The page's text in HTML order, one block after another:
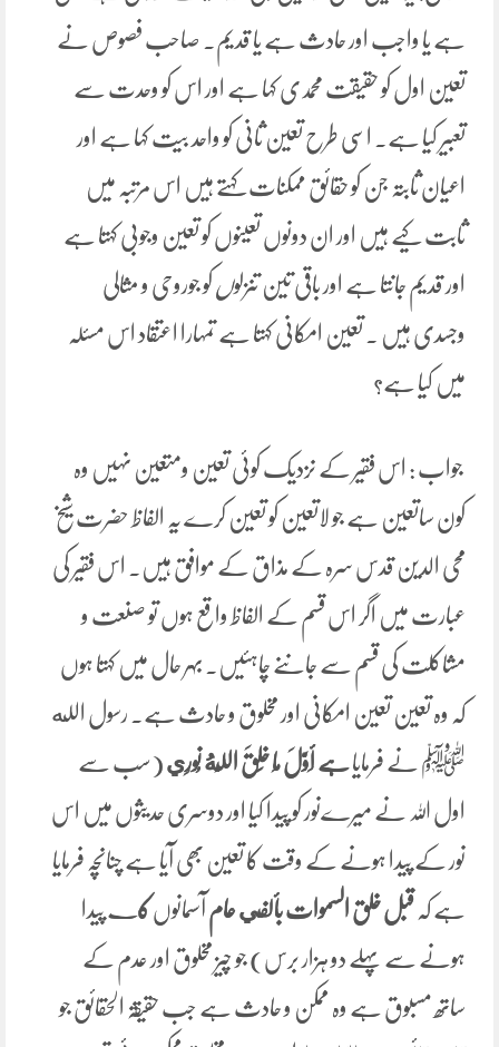
ہے یا واجب اور حادث ہے یا قدیم۔ صاحب فصوص نے
تعین اول کو حقیقت محمدی کہا ہے اور اس کو وحدت سے
تعبیر کیا ہے۔ اسی طرح تعین ثانی کو واحد بیت کہا ہے اور
اعیان ثابتہ جن کو حقائق ممکنات کہتے ہیں اس مرتبہ میں
ثابت کیے ہیں اور ان دونوں تعینوں کو تعین وجوبی کہتا ہے
اور قدیم جانتا ہے اور باقی تین تنزلوں کو جوروحی و مثالی
وجسدی ہیں ۔ تعین امکانی کہتا ہے تمہارا اعتقاد اس مسئلہ
میں کیا ہے؟
جواب : اس فقیر کے نزدیک کوئی تعین ومتعین نہیں وہ
کون ساتعین ہے جو لاتعین کو تعین کرے یہ الفاظ حضرت شیخ
محی الدین قدس سرہ کے مذاق کے موافق ہیں۔ اس فقیر کی
عبارت میں اگر اس قسم کے الفاظ واقع ہوں تو صنعت و
مشاکلت کی قسم سے جاننے چاہئیں۔ بہر حال میں کہتا ہوں
کہ وہ تعین تعین امکانی اور مخلوق و حادث ہے۔ رسول الله
ﷺ نے فرمایا ہے أَوَّلَ مَا ‌خَلَقَ ‌اللَّهُ ‌نُورِي (سب سے
اول اللہ نے میرےنور کو پیدا کیا اور دوسری حدیثوں میں اس
نور کے پیدا ہونے کے وقت کا تعین بھی آیا ہے چنانچہ فرمایا
ہے کہ قبل خلق السموات بألفي عام آسمانوں کے پیدا
ہونے سے پہلے دو ہزار برس) جو چیز مخلوق اور عدم کے
ساتھ مسبوق ہے وہ ممکن و حادث ہے جب حقیقۃ الحقائق جو